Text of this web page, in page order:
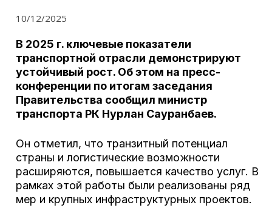
10/12/2025
В 2025 г. ключевые показатели
транспортной отрасли демонстрируют
устойчивый рост. Об этом на пресс-
конференции по итогам заседания
Правительства сообщил министр
транспорта РК Нурлан Сауранбаев.
Он отметил, что транзитный потенциал
страны и логистические возможности
расширяются, повышается качество услуг. В
рамках этой работы были реализованы ряд
мер и крупных инфраструктурных проектов.